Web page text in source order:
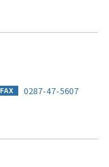
FAX 0287-47-5607